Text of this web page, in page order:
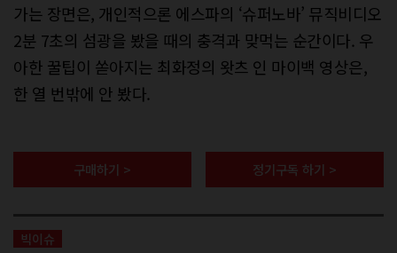
가는 장면은, 개인적으론 에스파의 ‘슈퍼노바’ 뮤직비디오
2분 7초의 섬광을 봤을 때의 충격과 맞먹는 순간이다. 우
아한 꿀팁이 쏟아지는 최화정의 왓츠 인 마이백 영상은,
한 열 번밖에 안 봤다.
구매하기 > 정기구독 하기 >
빅이슈